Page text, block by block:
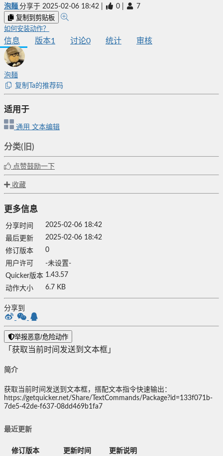
泡麺 分享于 2025-02-06 18:42 0 7
复制到剪贴板
如何安装动作？
信息 版本1 讨论0 统计 审核
泡麺
复制Ta的推荐码
适用于
通用 文本编辑
分类(旧)
点赞鼓励一下
收藏
更多信息
分享时间
2025-02-06 18:42
最后更新
2025-02-06 18:42
修订版本
0
用户许可
-未设置-
Quicker版本 1.43.57
动作大小
6.7 KB
分享到
举报恶意/危险动作
「获取当前时间发送到文本框」
简介
获取当前时间发送到文本框，搭配文本指令快速输出：
https://getquicker.net/Share/TextCommands/Package?id=133f071b-
7de5-42de-f637-08dd469b1fa7
最近更新
修订版本 更新时间
更新说明